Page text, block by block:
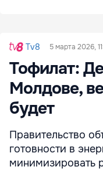
Tv8 5 марта 2026,
Тофилат:
Молдове,
будет
Правительство
готовности в
минимизировать